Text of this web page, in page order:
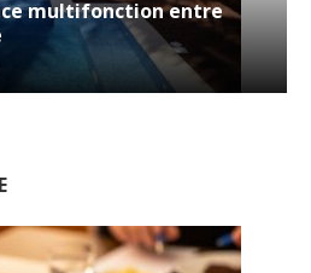
multifonction entre